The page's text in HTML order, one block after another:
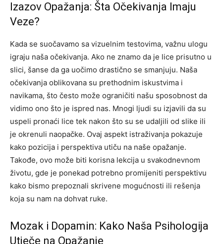
Izazov Opažanja: Šta Očekivanja Imaju
Veze?
Kada se suočavamo sa vizuelnim testovima, važnu ulogu
igraju naša očekivanja. Ako ne znamo da je lice prisutno u
slici, šanse da ga uočimo drastično se smanjuju. Naša
očekivanja oblikovana su prethodnim iskustvima i
navikama, što često može ograničiti našu sposobnost da
vidimo ono što je ispred nas. Mnogi ljudi su izjavili da su
uspeli pronaći lice tek nakon što su se udaljili od slike ili
je okrenuli naopačke. Ovaj aspekt istraživanja pokazuje
kako pozicija i perspektiva utiču na naše opažanje.
Takođe, ovo može biti korisna lekcija u svakodnevnom
životu, gde je ponekad potrebno promijeniti perspektivu
kako bismo prepoznali skrivene mogućnosti ili rešenja
koja su nam na dohvat ruke.
Mozak i Dopamin: Kako Naša Psihologija
Utječe na Opažanje